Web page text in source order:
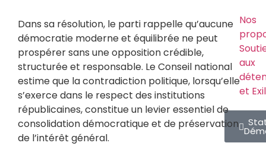
Nos
aux
et
Dans sa résolution, le parti rappelle qu’aucune
démocratie moderne et équilibrée ne peut
prospérer sans une opposition crédible,
structurée et responsable. Le Conseil national
estime que la contradiction politique, lorsqu’elle
s’exerce dans le respect des institutions
républicaines, constitue un levier essentiel de
consolidation démocratique et de préservation
de l’intérêt général.